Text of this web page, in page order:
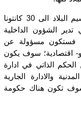
سوف يتم - في اطار خطة الاتحاد - تقسيم البلاد الى 30 كانتونا
الشؤون الداخلية
فستكون مسؤولة عن
اقتصادية؛ سوف يكون
الحكم الذاتي في ادارة
والادارة الجارية
سوف تكون هناك حكومة